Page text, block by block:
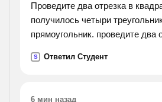
Проведите два отрезка в
получилось четыри
прямоугольник. проведите два
треугольника и три
S Ответил Студент
6 мин назад